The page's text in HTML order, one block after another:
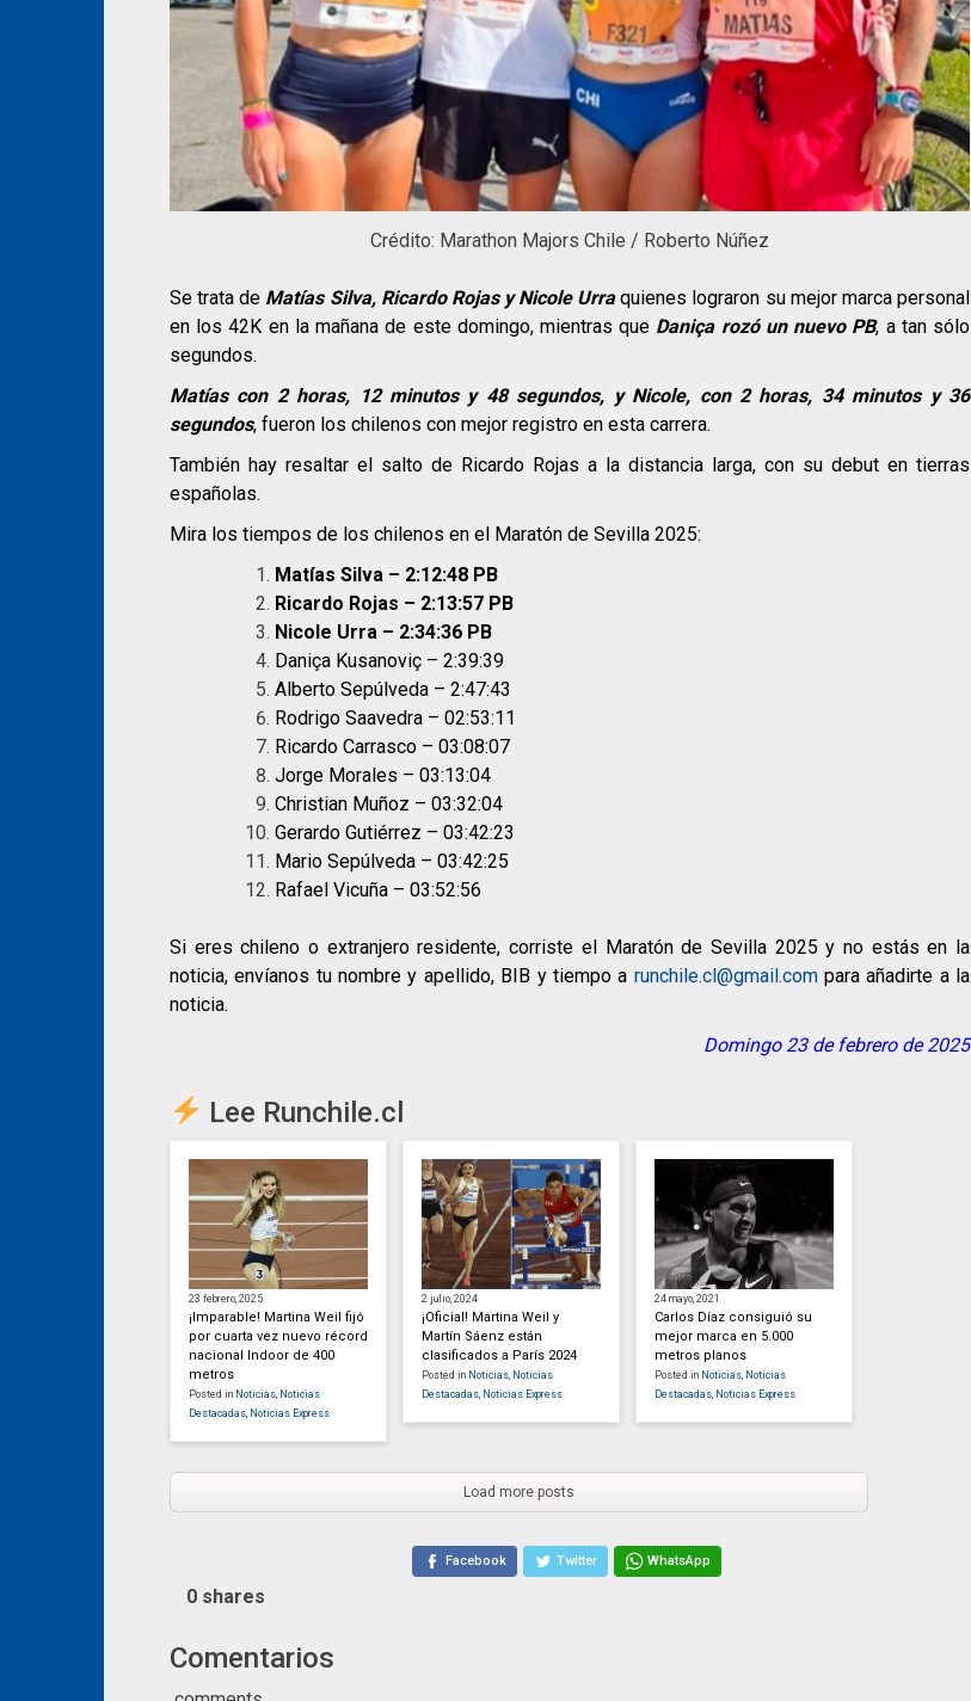
Crédito: Marathon Majors Chile / Roberto Núñez
Se trata de Matías Silva, Ricardo Rojas y Nicole Urraquienes lograron su mejor marca personal
en los 42K en la mañana de este domingo, mientras que Daniça rozó un nuevo PB, a tan sólo
segundos.
Matías con 2 horas, 12 minutos y 48 segundos, y Nicole, con 2 horas, 34 minutos y 36
segundos, fueron los chilenos con mejor registro en esta carrera.
También hay resaltar el salto de Ricardo Rojas a la distancia larga, con su debut en tierras
españolas.
Mira los tiempos de los chilenos en el Maratón de Sevilla 2025:
Matías Silva – 2:12:48 PB
Ricardo Rojas – 2:13:57 PB
Nicole Urra – 2:34:36 PB
Daniça Kusanoviç – 2:39:39
Alberto Sepúlveda – 2:47:43
Rodrigo Saavedra – 02:53:11
Ricardo Carrasco – 03:08:07
Jorge Morales – 03:13:04
Christian Muñoz – 03:32:04
Gerardo Gutiérrez – 03:42:23
Mario Sepúlveda – 03:42:25
Rafael Vicuña – 03:52:56
Si eres chileno o extranjero residente, corriste el Maratón de Sevilla 2025 y no estás en la
noticia, envíanos tu nombre y apellido, BIB y tiempo a runchile.cl@gmail.compara añadirte a la
noticia.
Domingo 23 de febrero de 2025
Lee Runchile.cl
23 febrero, 2025
¡Imparable! Martina Weil fijó
por cuarta vez nuevo récord
nacional Indoor de 400
metros
Posted in Noticias Noticias
Destacadas Noticias Express
2 julio, 2024
¡Oficial! Martina Weil y
Martín Sáenz están
clasificados a París 2024
Posted in Noticias Noticias
Destacadas Noticias Express
24 mayo, 2021
Carlos Díaz consiguió su
mejor marca en 5.000
metros planos
Posted in Noticias Noticias
Destacadas Noticias Express
Load more posts
Facebook Twitter WhatsApp
0 shares
Comentarios